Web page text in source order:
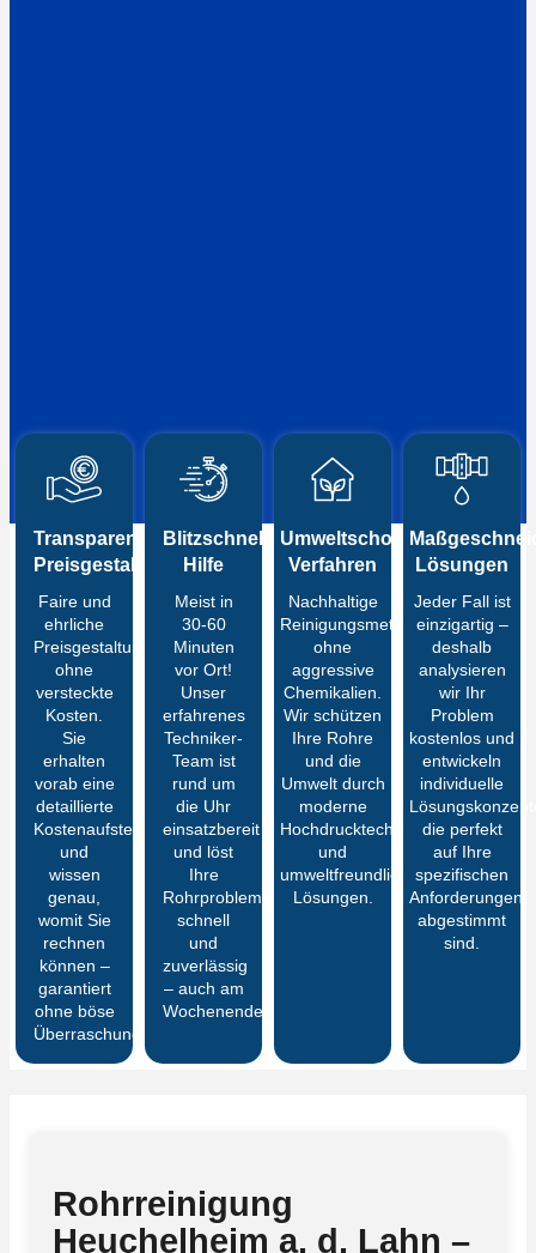
Transparente
Preisgestaltung
Faire und
ehrliche
Preisgestaltung
ohne
versteckte
Kosten.
Sie
erhalten
vorab eine
detaillierte
Kostenaufstellung
und
wissen
genau,
womit Sie
rechnen
können –
garantiert
ohne böse
Überraschungen
Blitzschnelle
Hilfe
Meist in
30-60
Minuten
vor Ort!
Unser
erfahrenes
Techniker-
Team ist
rund um
die Uhr
einsatzbereit
und löst
Ihre
Rohrprobleme
schnell
und
zuverlässig
– auch am
Wochenende.
Umweltschonende
Verfahren
Nachhaltige
Reinigungsmethoden
ohne
aggressive
Chemikalien.
Wir schützen
Ihre Rohre
und die
Umwelt durch
moderne
Hochdrucktechnik
und
umweltfreundliche
Lösungen.
Lösungen
Jeder Fall ist
einzigartig –
deshalb
analysieren
wir Ihr
Problem
kostenlos und
entwickeln
individuelle
die perfekt
auf Ihre
spezifischen
Anforderungen
abgestimmt
sind.
Rohrreinigung
Heuchelheim a. d. Lahn –